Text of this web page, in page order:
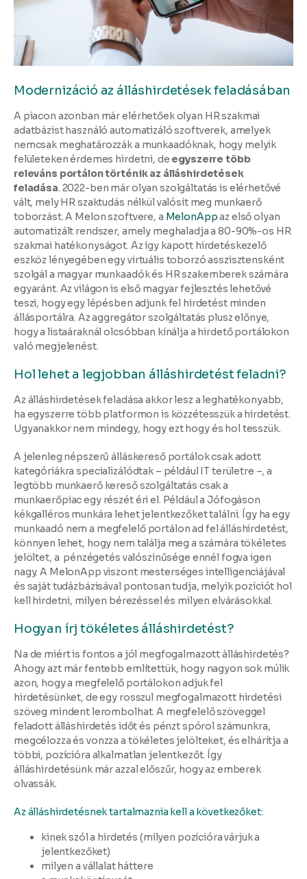
Modernizáció az álláshirdetések feladásában
A piacon azonban már elérhetőek olyan HR szakmai
adatbázist használó automatizáló szoftverek, amelyek
nemcsak meghatározzák a munkaadóknak, hogy melyik
felületeken érdemes hirdetni, de egyszerre több
releváns portálon történik az álláshirdetések
feladása. 2022-ben már olyan szolgáltatás is elérhetővé
vált, mely HR szaktudás nélkül valósít meg munkaerő
toborzást. A Melon szoftvere, a MelonAppaz első olyan
automatizált rendszer, amely meghaladja a 80-90%-os HR
szakmai hatékonyságot. Az így kapott hirdetéskezelő
eszköz lényegében egy virtuális toborzó asszisztensként
szolgál a magyar munkaadók és HR szakemberek számára
egyaránt. Az világon is első magyar fejlesztés lehetővé
teszi, hogy egy lépésben adjunk fel hirdetést minden
állásportálra. Az aggregátor szolgáltatás plusz előnye,
hogy a listaáraknál olcsóbban kínálja a hirdető portálokon
való megjelenést.
Hol lehet a legjobban álláshirdetést feladni?
Az álláshirdetések feladása akkor lesz a leghatékonyabb,
ha egyszerre több platformon is közzétesszük a hirdetést.
Ugyanakkor nem mindegy, hogy ezt hogy és hol tesszük.
A jelenleg népszerű álláskereső portálok csak adott
kategóriákra specializálódtak – például IT területre –, a
legtöbb munkaerő kereső szolgáltatás csak a
munkaerőpiac egy részét éri el. Például a Jófogáson
kékgalléros munkára lehet jelentkezőket találni. Így ha egy
munkaadó nem a megfelelő portálon ad fel álláshirdetést,
könnyen lehet, hogy nem találja meg a számára tökéletes
jelöltet, a pénzégetés valószínűsége ennél fogva igen
nagy. A MelonApp viszont mesterséges intelligenciájával
és saját tudázbázisával pontosan tudja, melyik pozíciót hol
kell hirdetni, milyen bérezéssel és milyen elvárásokkal.
Hogyan írj tökéletes álláshirdetést?
Na de miért is fontos a jól megfogalmazott álláshirdetés?
Ahogy azt már fentebb említettük, hogy nagyon sok múlik
azon, hogy a megfelelő portálokon adjuk fel
hirdetésünket, de egy rosszul megfogalmazott hirdetési
szöveg mindent lerombolhat. A megfelelő szöveggel
feladott álláshirdetés időt és pénzt spórol számunkra,
megcélozza és vonzza a tökéletes jelölteket, és elhárítja a
többi, pozícióra alkalmatlan jelentkezőt. Így
álláshirdetésünk már azzal előszűr, hogy az emberek
olvassák.
Az álláshirdetésnek tartalmaznia kell a következőket:
kinek szól a hirdetés (milyen pozícióra várjuk a
jelentkezőket)
milyen a vállalat háttere